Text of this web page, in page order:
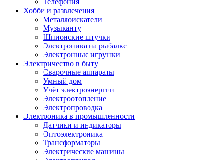
Хобби и развлечения
Металлоискатели
Музыканту
Шпионские штучки
Электроника на рыбалке
Электронные игрушки
Электричество в быту
Сварочные аппараты
Умный дом
Учёт электроэнергии
Электроотопление
Электропроводка
Электроника в промышленности
Датчики и индикаторы
Оптоэлектроника
Трансформаторы
Электрические машины